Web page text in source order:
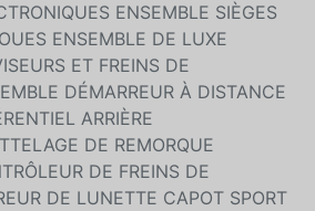
ENSEMBLE SIÈGES
ENSEMBLE DE LUXE
ET FREINS DE
DÉMARREUR À DISTANCE
ARRIÈRE
DE REMORQUE
DE FREINS DE
DE LUNETTE CAPOT SPORT